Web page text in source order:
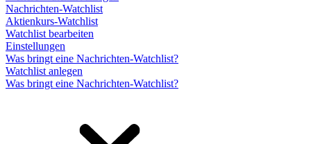
Nachrichten-Watchlist
Aktienkurs-Watchlist
Watchlist bearbeiten
Einstellungen
Was bringt eine Nachrichten-Watchlist?
Watchlist anlegen
Was bringt eine Nachrichten-Watchlist?